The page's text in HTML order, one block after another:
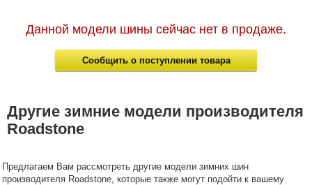
Данной модели шины сейчас нет в продаже.
Сообщить о поступлении товара
Другие зимние модели производителя
Roadstone
Предлагаем Вам рассмотреть другие модели зимних шин
производителя Roadstone, которые также могут подойти к вашему